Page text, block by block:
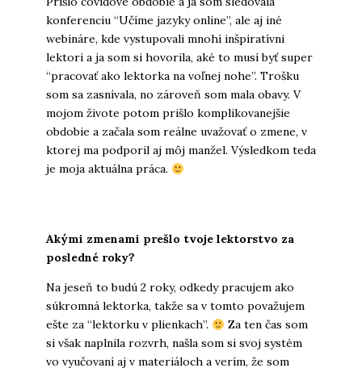
konferenciu “Učíme jazyky online”, ale aj iné
webináre, kde vystupovali mnohí inšpiratívni
lektori a ja som si hovorila, aké to musí byť super
“pracovať ako lektorka na voľnej nohe”. Trošku
som sa zasnívala, no zároveň som mala obavy. V
mojom živote potom prišlo komplikovanejšie
obdobie a začala som reálne uvažovať o zmene, v
ktorej ma podporil aj môj manžel. Výsledkom teda
je moja aktuálna práca.
Akými zmenami prešlo tvoje lektorstvo za
posledné roky?
Na jeseň to budú 2 roky, odkedy pracujem ako
súkromná lektorka, takže sa v tomto považujem
ešte za “lektorku v plienkach”.
Za ten čas som
si však naplnila rozvrh, našla som si svoj systém
vo vyučovaní aj v materiáloch a verím, že som